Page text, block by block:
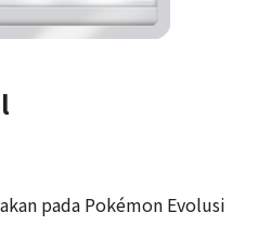
pada Pokémon Evolusi